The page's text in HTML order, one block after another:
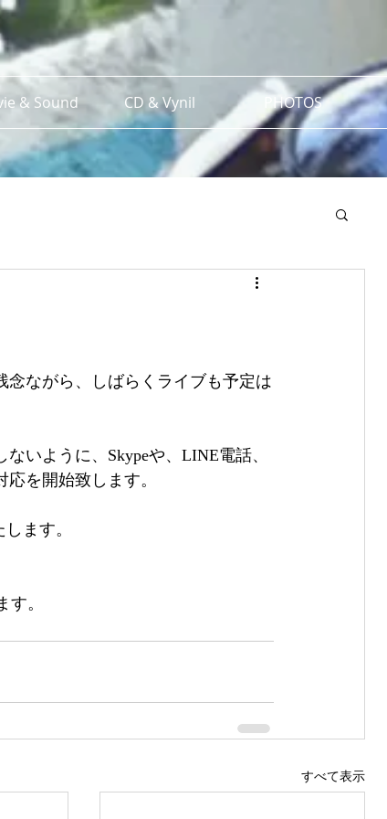
& Sound CD & Vynil PHOTOS
ながら、しばらくライブも予定は
いように、Skypeや、LINE電話、
を開始致します。
ます。
。
すべて表示